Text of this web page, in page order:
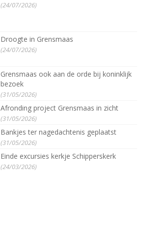
(24/07/2026)
Droogte in Grensmaas
(24/07/2026)
Grensmaas ook aan de orde bij koninklijk
bezoek
(31/05/2026)
Afronding project Grensmaas in zicht
(31/05/2026)
Bankjes ter nagedachtenis geplaatst
(31/05/2026)
Einde excursies kerkje Schipperskerk
(24/03/2026)